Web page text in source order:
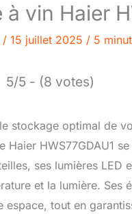
à vin Haier
/ 15 juillet 2025 / 5
5/5 - (8 votes)
stockage optimal de
Haier HWS77GDAU1
ses lumières
et la lumière. Ses
espace, tout en